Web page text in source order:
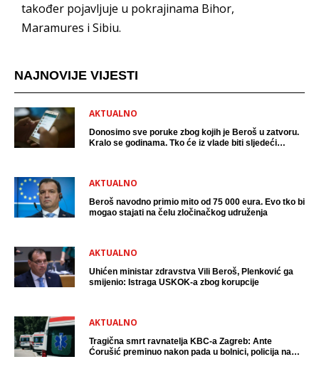
također pojavljuje u pokrajinama Bihor,
Maramures i Sibiu.
NAJNOVIJE VIJESTI
AKTUALNO
Donosimo sve poruke zbog kojih je Beroš u zatvoru.
Kralo se godinama. Tko će iz vlade biti sljedeći
AKTUALNO
Beroš navodno primio mito od 75 000 eura. Evo tko bi
mogao stajati na čelu zločinačkog udruženja
AKTUALNO
Uhićen ministar zdravstva Vili Beroš, Plenković ga
smijenio: Istraga USKOK-a zbog korupcije
AKTUALNO
Tragična smrt ravnatelja KBC-a Zagreb: Ante
Ćorušić preminuo nakon pada u bolnici, policija na